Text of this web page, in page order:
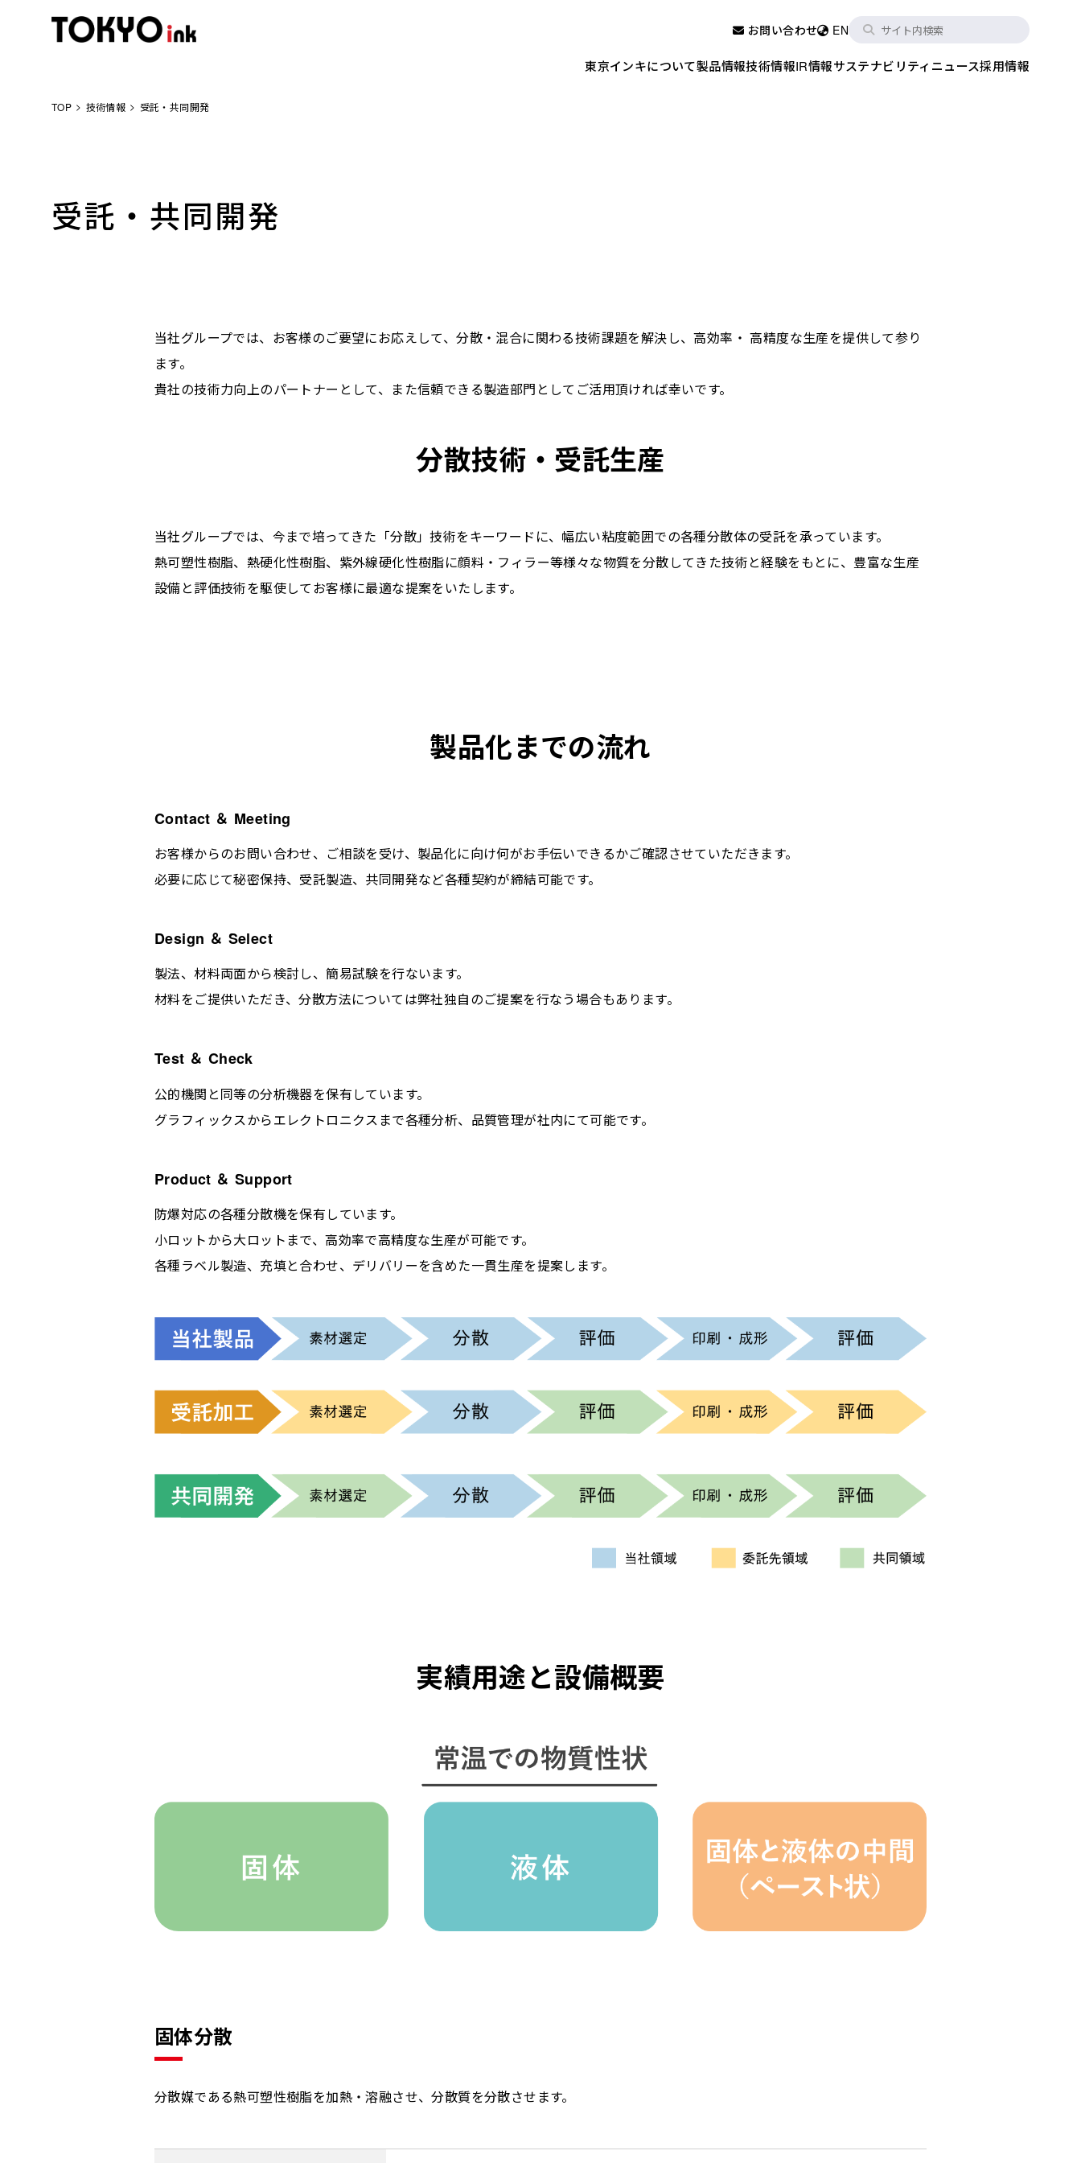
お問い合わせ EN
東京インキについて製品情報技術情報IR情報サステナビリティ ニュース採用情報
TOP 技術情報 受託・共同開発
受託・共同開発
当社グループでは、お客様のご要望にお応えして、分散・混合に関わる技術課題を解決し、高効率・ 高精度な生産を提供して参り
ます。
貴社の技術力向上のパートナーとして、また信頼できる製造部門としてご活用頂ければ幸いです。
分散技術・受託生産
当社グループでは、今まで培ってきた「分散」技術をキーワードに、幅広い粘度範囲での各種分散体の受託を承っています。
熱可塑性樹脂、熱硬化性樹脂、紫外線硬化性樹脂に顔料・フィラー等様々な物質を分散してきた技術と経験をもとに、豊富な生産
設備と評価技術を駆使してお客様に最適な提案をいたします。
製品化までの流れ
Contact ＆ Meeting
お客様からのお問い合わせ、ご相談を受け、製品化に向け何がお手伝いできるかご確認させていただきます。
必要に応じて秘密保持、受託製造、共同開発など各種契約が締結可能です。
Design ＆ Select
製法、材料両面から検討し、簡易試験を行ないます。
材料をご提供いただき、分散方法については弊社独自のご提案を行なう場合もあります。
Test ＆ Check
公的機関と同等の分析機器を保有しています。
グラフィックスからエレクトロニクスまで各種分析、品質管理が社内にて可能です。
Product ＆ Support
防爆対応の各種分散機を保有しています。
小ロットから大ロットまで、高効率で高精度な生産が可能です。
各種ラベル製造、充填と合わせ、デリバリーを含めた一貫生産を提案します。
実績用途と設備概要
固体分散
分散媒である熱可塑性樹脂を加熱・溶融させ、分散質を分散させます。